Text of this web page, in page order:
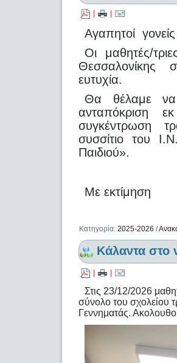
Αγαπητοί
Οι μαθητές/
Θεσσαλονίκης
ευτυχία.
Θα θέλαμε να
ανταπόκριση
συγκέντρωση
συσσίτιο του
Παιδιού».
Με εκτίμηση
Κατηγορία:2025-2026 /
Κάλαντα στο
| |
Στις 23/12/2026
σύνολο του σχολείου
Γεννηματάς.